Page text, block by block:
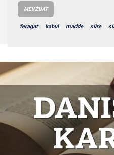
MEVZUAT
feragat kabul madde süre